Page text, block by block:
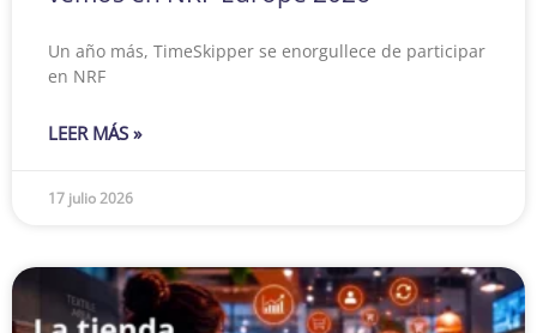
Un año más, TimeSkipper se enorgullece de participar
en NRF
LEER MÁS »
17 julio 2026